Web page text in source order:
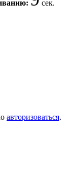
сек.
авторизоваться.